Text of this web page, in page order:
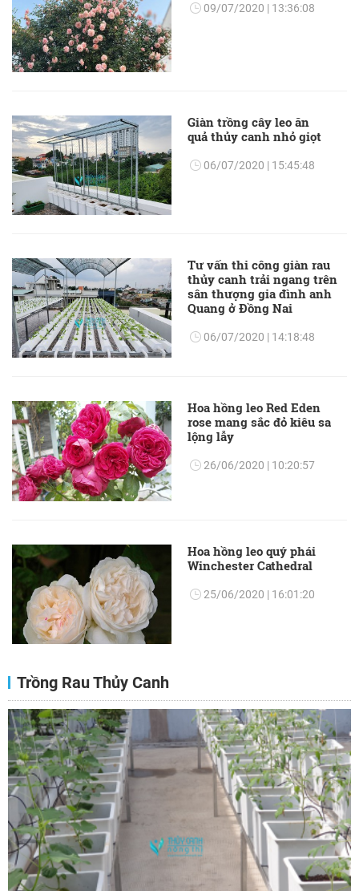
09/07/2020 | 13:36:08
Giàn trồng cây leo ăn
quả thủy canh nhỏ giọt
06/07/2020 | 15:45:48
Tư vấn thi công giàn rau
thủy canh trải ngang trên
sân thượng gia đình anh
Quang ở Đồng Nai
06/07/2020 | 14:18:48
Hoa hồng leo Red Eden
rose mang sắc đỏ kiêu sa
lộng lẫy
26/06/2020 | 10:20:57
Hoa hồng leo quý phái
Winchester Cathedral
25/06/2020 | 16:01:20
Trồng Rau Thủy Canh